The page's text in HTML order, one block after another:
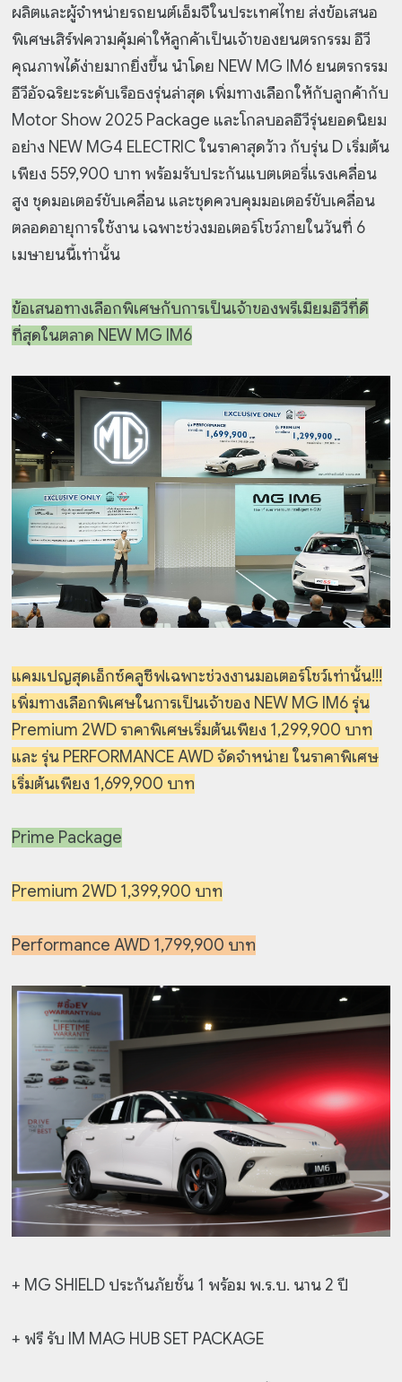
ผลิตและผู้จำหน่ายรถยนต์เอ็มจีในประเทศไทย ส่งข้อเสนอ
พิเศษเสิร์ฟความคุ้มค่าให้ลูกค้าเป็นเจ้าของยนตรกรรม อีวี
คุณภาพได้ง่ายมากยิ่งขึ้น นำโดย NEW MG IM6 ยนตรกรรม
อีวีอัจฉริยะระดับเรือธงรุ่นล่าสุด เพิ่มทางเลือกให้กับลูกค้ากับ
Motor Show 2025 Package และโกลบอลอีวีรุ่นยอดนิยม
อย่าง NEW MG4 ELECTRIC ในราคาสุดว้าว กับรุ่น D เริ่มต้น
เพียง 559,900 บาท พร้อมรับประกันแบตเตอรี่แรงเคลื่อน
สูง ชุดมอเตอร์ขับเคลื่อน และชุดควบคุมมอเตอร์ขับเคลื่อน
ตลอดอายุการใช้งาน เฉพาะช่วงมอเตอร์โชว์ภายในวันที่ 6
เมษายนนี้เท่านั้น
ข้อเสนอทางเลือกพิเศษกับการเป็นเจ้าของพรีเมียมอีวีที่ดี
ที่สุดในตลาด NEW MG IM6
แคมเปญสุดเอ็กซ์คลูซีฟเฉพาะช่วงงานมอเตอร์โชว์เท่านั้น!!!
เพิ่มทางเลือกพิเศษในการเป็นเจ้าของ NEW MG IM6 รุ่น
Premium 2WD ราคาพิเศษเริ่มต้นเพียง 1,299,900 บาท
และ รุ่น PERFORMANCE AWD จัดจำหน่าย ในราคาพิเศษ
เริ่มต้นเพียง 1,699,900 บาท
Prime Package
Premium 2WD 1,399,900 บาท
Performance AWD 1,799,900 บาท
+ MG SHIELD ประกันภัยชั้น 1 พร้อม พ.ร.บ. นาน 2 ปี
+ ฟรี รับ IM MAG HUB SET PACKAGE